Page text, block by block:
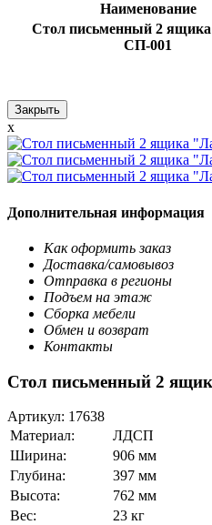
Наименование
Стол письменный 2
СП-001
Закрыть
x
Дополнительная информация
Как оформить заказ
Доставка/самовывоз
Отправка в регионы
Подъем на этаж
Сборка мебели
Обмен и возврат
Контакты
Стол письменный 2
Артикул: 17638
Материал:
ЛДСП
Ширина:
906 мм
Глубина:
397 мм
Высота:
762 мм
Вес:
23 кг